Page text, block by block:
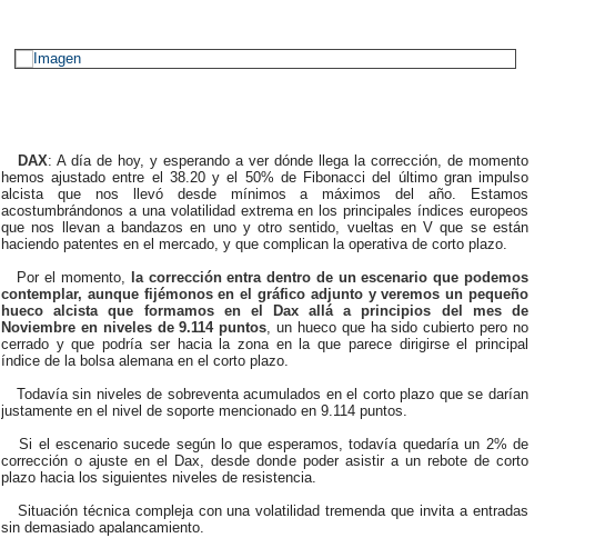
DAX: A día de hoy, y esperando a ver dónde llega la corrección, de momento
hemos ajustado entre el 38.20 y el 50% de Fibonacci del último gran impulso
alcista que nos llevó desde mínimos a máximos del año. Estamos
acostumbrándonos a una volatilidad extrema en los principales índices europeos
que nos llevan a bandazos en uno y otro sentido, vueltas en V que se están
haciendo patentes en el mercado, y que complican la operativa de corto plazo.
Por el momento,
la corrección entra dentro de un escenario que podemos
contemplar, aunque fijémonos en el gráfico adjunto y veremos un pequeño
hueco alcista que formamos en el Dax allá a principios del mes de
Noviembre en niveles de 9.114 puntos, un hueco que ha sido cubierto pero no
cerrado y que podría ser hacia la zona en la que parece dirigirse el principal
índice de la bolsa alemana en el corto plazo.
Todavía sin niveles de sobreventa acumulados en el corto plazo que se darían
justamente en el nivel de soporte mencionado en 9.114 puntos.
Si el escenario sucede según lo que esperamos, todavía quedaría un 2% de
corrección o ajuste en el Dax, desde donde poder asistir a un rebote de corto
plazo hacia los siguientes niveles de resistencia.
Situación técnica compleja con una volatilidad tremenda que invita a entradas
sin demasiado apalancamiento.